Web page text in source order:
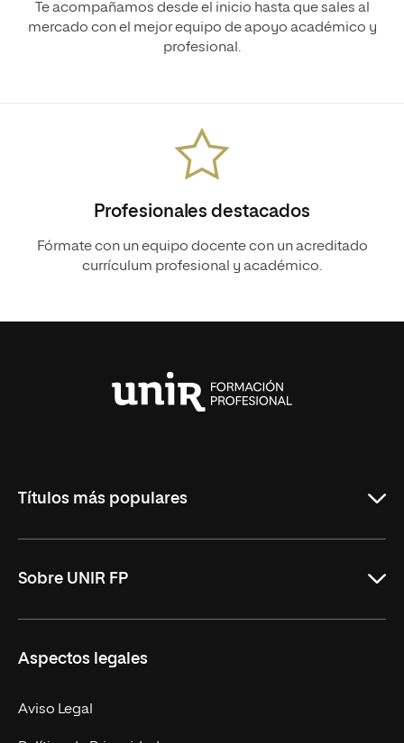
Te acompañamos desde el inicio hasta que sales al
mercado con el mejor equipo de apoyo académico y
profesional.
Profesionales destacados
Fórmate con un equipo docente con un acreditado
currículum profesional y académico.
Títulos más populares
DAM Online
Administración y Finanzas Online
Marketing y Publicidad Online
Sobre UNIR FP
Revista UNIR FP
Grados superiores
Aspectos legales
Aviso Legal